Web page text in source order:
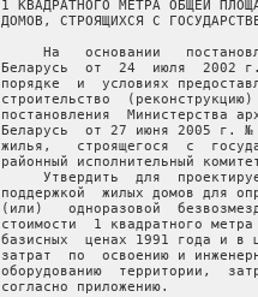
1 КВАДРАТНОГО МЕТРА ОБЩЕЙ
ДОМОВ, СТРОЯЩИХСЯ С
На   основании
Беларусь  от  24  июля  2002
порядке  и  условиях
строительство
постановления  Министерства
Беларусь  от 27 июня 2005 г. №
жилья,   строящегося  с
районный исполнительный
Утвердить  для
поддержкой  жилых домов для
(или)   одноразовой
стоимости  1 квадратного
базисных  ценах 1991 года и
затрат  по  освоению и
оборудованию  территории,
согласно приложению.